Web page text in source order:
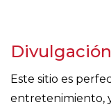
Este sitio es
entretenimiento,